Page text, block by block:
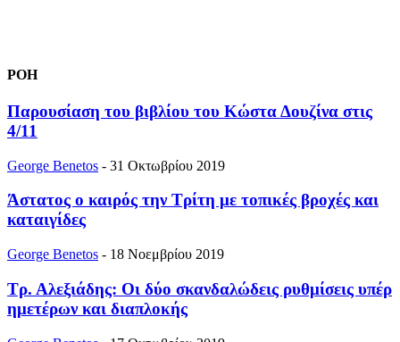
ΡΟΗ
Παρουσίαση του βιβλίου του Κώστα Δουζίνα στις
4/11
George Benetos - 31 Οκτωβρίου 2019
Άστατος ο καιρός την Τρίτη με τοπικές βροχές και
καταιγίδες
George Benetos - 18 Νοεμβρίου 2019
Τρ. Αλεξιάδης: Οι δύο σκανδαλώδεις ρυθμίσεις υπέρ
ημετέρων και διαπλοκής